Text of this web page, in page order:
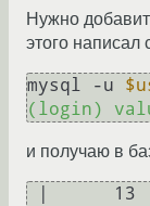
Нужно
этого написал
mysql -u
(login)
и получаю в